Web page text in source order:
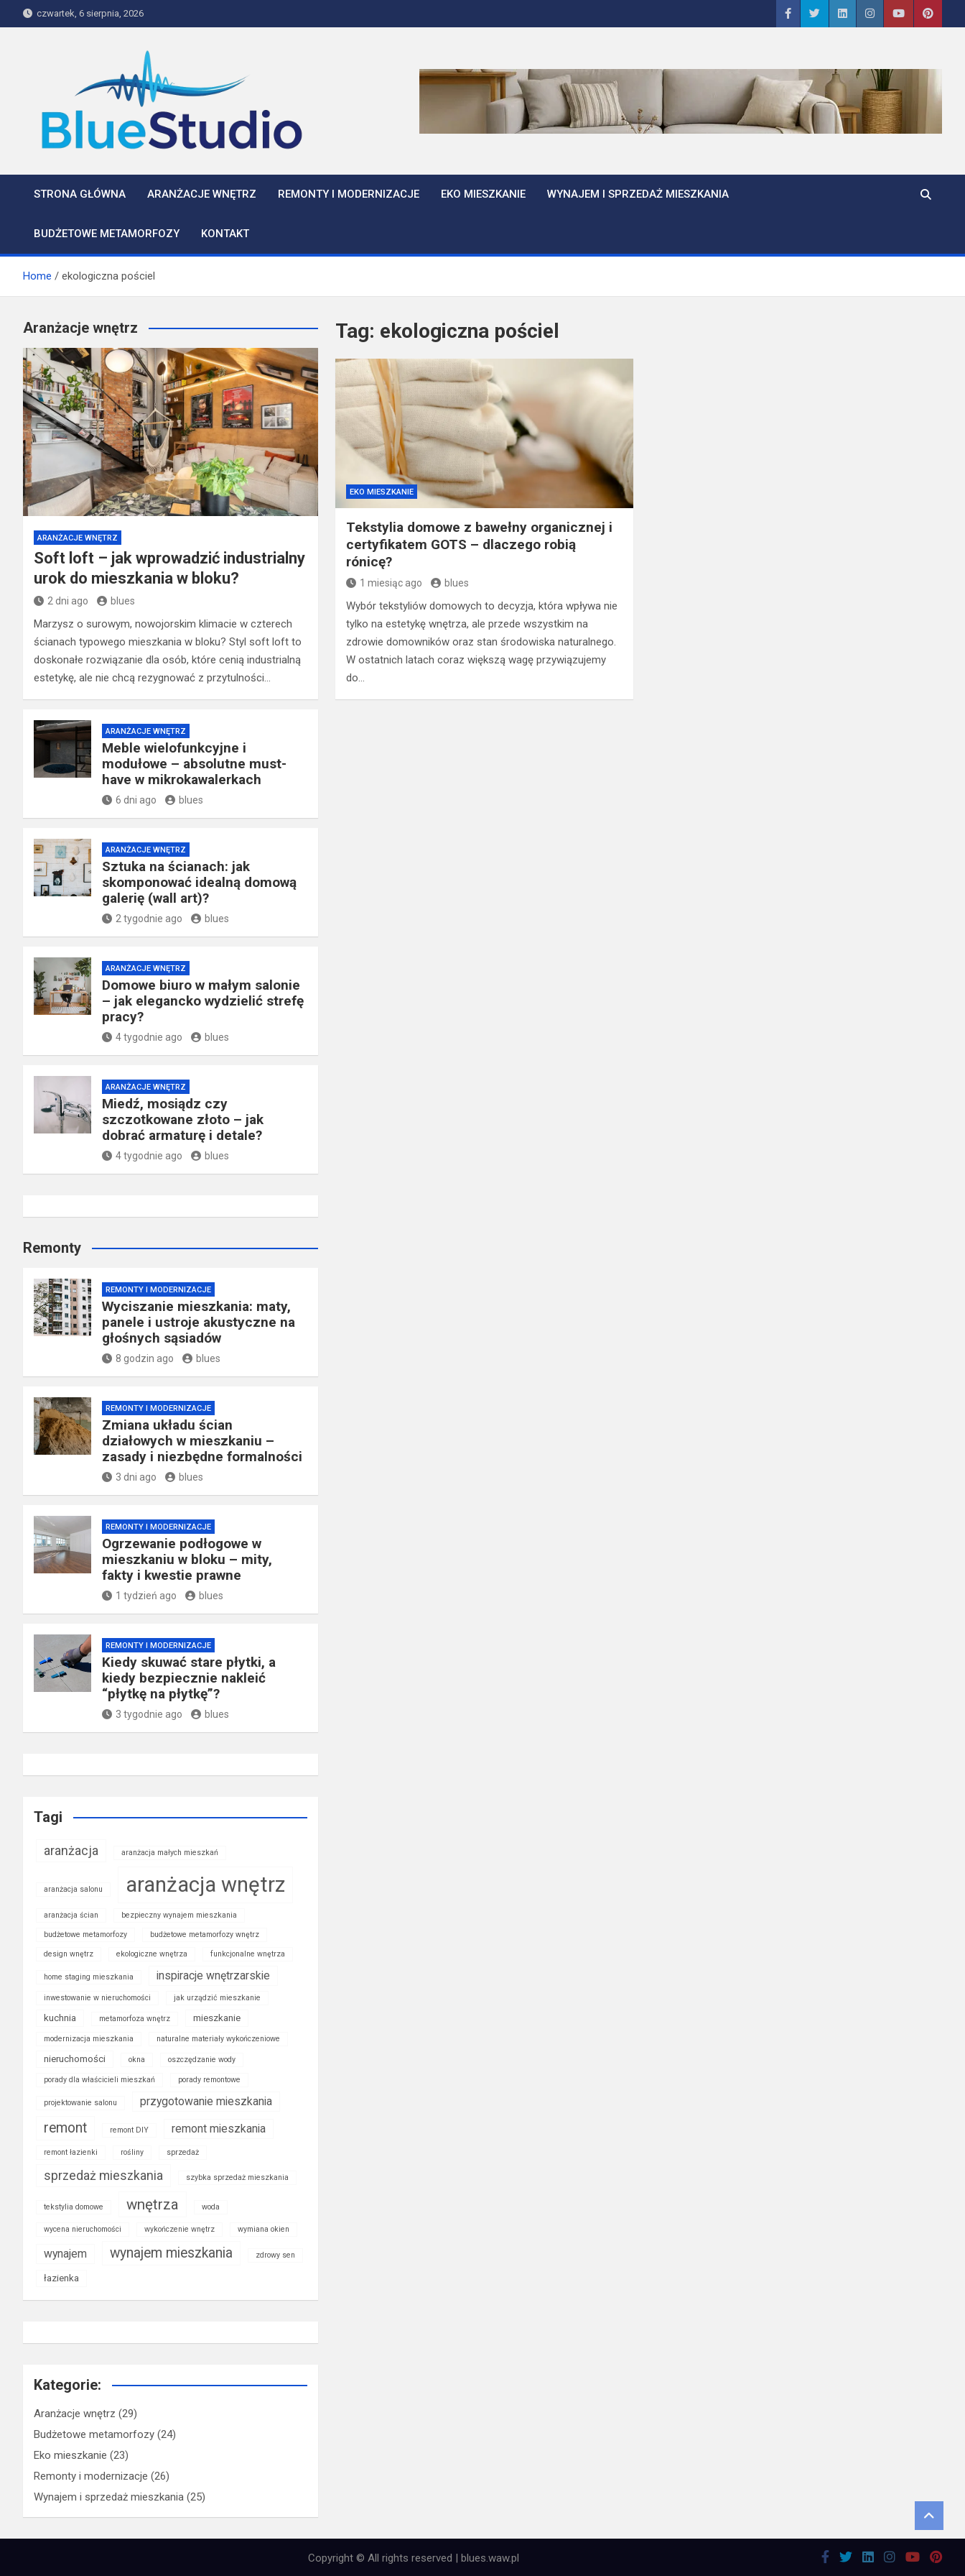
to
czwartek, 6 sierpnia, 2026
BlueStudio
STRONA GŁÓWNA ARANŻACJE WNĘTRZ REMONTY I MODERNIZACJE EKO MIESZKANIE WYNAJEM I SPRZEDAŻ MIESZKANIA
BUDŻETOWE METAMORFOZY KONTAKT
Home ekologiczna pościel
Tag: ekologiczna pościel
EKO MIESZKANIE
Tekstylia domowe z bawełny organicznej i
certyfikatem GOTS – dlaczego robią
rónicę?
1 miesiąc ago blues
Wybór tekstyliów domowych to decyzja, która wpływa nie
tylko na estetykę wnętrza, ale przede wszystkim na
zdrowie domowników oraz stan środowiska naturalnego.
W ostatnich latach coraz większą wagę przywiązujemy
do…
Aranżacje wnętrz
ARANŻACJE WNĘTRZ
Soft loft – jak wprowadzić industrialny
urok do mieszkania w bloku?
2 dni ago blues
Marzysz o surowym, nowojorskim klimacie w czterech
ścianach typowego mieszkania w bloku? Styl soft loft to
doskonałe rozwiązanie dla osób, które cenią industrialną
estetykę, ale nie chcą rezygnować z przytulności…
ARANŻACJE WNĘTRZ
Meble wielofunkcyjne i
modułowe – absolutne must-
have w mikrokawalerkach
6 dni ago blues
ARANŻACJE WNĘTRZ
Sztuka na ścianach: jak
skomponować idealną domową
galerię (wall art)?
2 tygodnie ago blues
ARANŻACJE WNĘTRZ
Domowe biuro w małym salonie
– jak elegancko wydzielić strefę
pracy?
4 tygodnie ago blues
ARANŻACJE WNĘTRZ
Miedź, mosiądz czy
szczotkowane złoto – jak
dobrać armaturę i detale?
4 tygodnie ago blues
Remonty
REMONTY I MODERNIZACJE
Wyciszanie mieszkania: maty,
panele i ustroje akustyczne na
głośnych sąsiadów
8 godzin ago blues
REMONTY I MODERNIZACJE
Zmiana układu ścian
działowych w mieszkaniu –
zasady i niezbędne formalności
3 dni ago blues
REMONTY I MODERNIZACJE
Ogrzewanie podłogowe w
mieszkaniu w bloku – mity,
fakty i kwestie prawne
1 tydzień ago blues
REMONTY I MODERNIZACJE
Kiedy skuwać stare płytki, a
kiedy bezpiecznie nakleić
“płytkę na płytkę”?
3 tygodnie ago blues
Tagi
aranżacja aranżacja małych mieszkań
aranżacja salonu aranżacja wnętrz
aranżacja ścian bezpieczny wynajem mieszkania
budżetowe metamorfozy budżetowe metamorfozy wnętrz
design wnętrz ekologiczne wnętrza funkcjonalne wnętrza
home staging mieszkania inspiracje wnętrzarskie
inwestowanie w nieruchomości jak urządzić mieszkanie
kuchnia metamorfoza wnętrz mieszkanie
modernizacja mieszkania naturalne materiały wykończeniowe
nieruchomości okna oszczędzanie wody
porady dla właścicieli mieszkań porady remontowe
projektowanie salonu przygotowanie mieszkania
remont remont DIY remont mieszkania
remont łazienki rośliny sprzedaż
sprzedaż mieszkania szybka sprzedaż mieszkania
tekstylia domowe wnętrza woda
wycena nieruchomości wykończenie wnętrz wymiana okien
wynajem wynajem mieszkania zdrowy sen
łazienka
Kategorie:
Aranżacje wnętrz (29)
Budżetowe metamorfozy (24)
Eko mieszkanie (23)
Remonty i modernizacje (26)
Wynajem i sprzedaż mieszkania (25)
Copyright © All rights reserved | blues.waw.pl